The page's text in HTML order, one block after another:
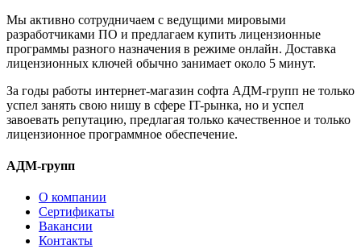
Мы активно сотрудничаем с ведущими мировыми
разработчиками ПО и предлагаем купить лицензионные
программы разного назначения в режиме онлайн. Доставка
лицензионных ключей обычно занимает около 5 минут.
За годы работы интернет-магазин софта АДМ-групп не только
успел занять свою нишу в сфере IT-рынка, но и успел
завоевать репутацию, предлагая только качественное и только
лицензионное программное обеспечение.
АДМ-групп
О компании
Сертификаты
Вакансии
Контакты